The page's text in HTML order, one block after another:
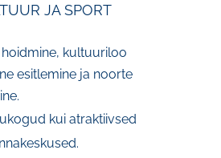
JA SPORT
hoidmine, kultuuriloo
esitlemine ja noorte
kui atraktiivsed